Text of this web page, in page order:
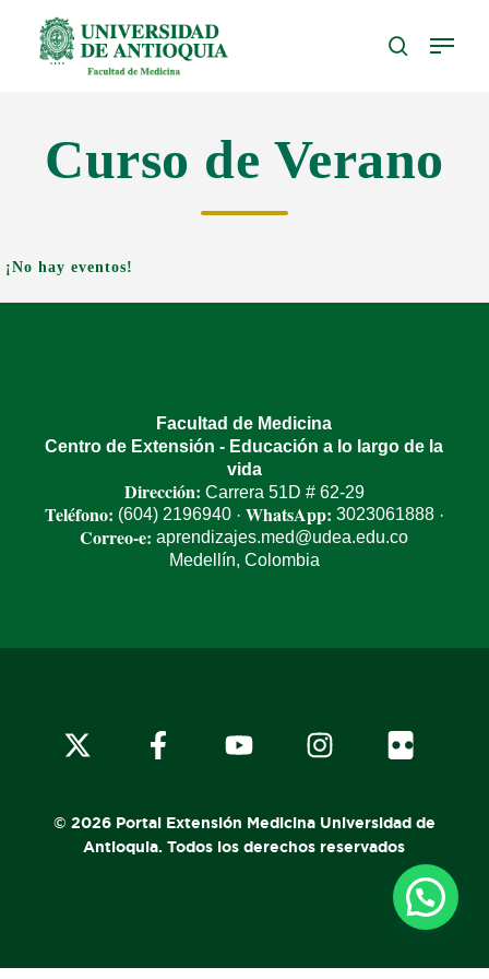
search
Menu
Curso de Verano
¡No hay eventos!
Facultad de Medicina
Centro de Extensión - Educación a lo largo de la
vida
Dirección: Carrera 51D # 62-29
Teléfono: (604) 2196940· WhatsApp: 3023061888·
Correo-e: aprendizajes.med@udea.edu.co
Medellín, Colombia
x-
facebook instagram flickr
© 2026 Portal Extensión Medicina Universidad de
Antioquia. Todos los derechos reservados